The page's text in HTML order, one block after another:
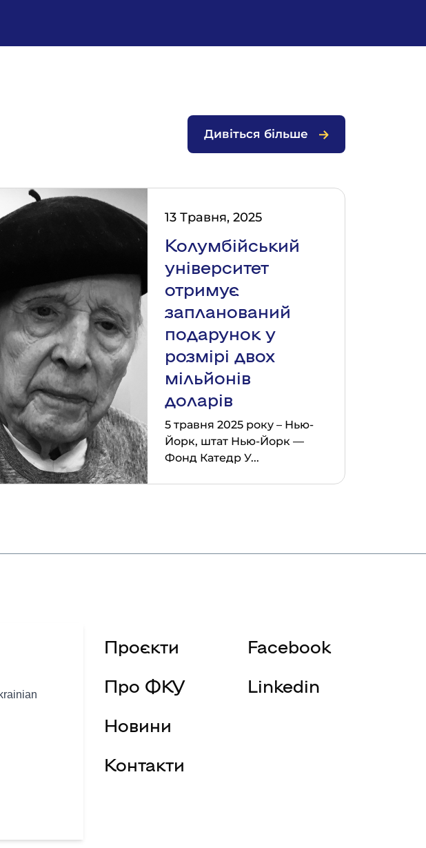
Дивіться більше
13 Травня, 2025
Колумбійський
університет
отримує
запланований
подарунок у
розмірі двох
мільйонів
доларів
5 травня 2025 року – Нью-
Йорк, штат Нью-Йорк —
Фонд Катедр У...
Проєкти
Про ФКУ
Новини
Контакти
Facebook
Linkedin